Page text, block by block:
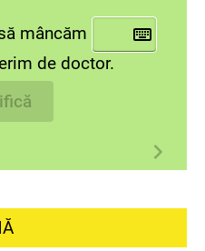
mâncăm
de doctor.